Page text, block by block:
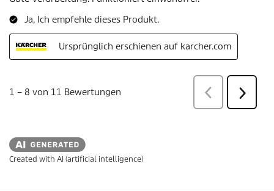
Created with AI (artificial intelligence)